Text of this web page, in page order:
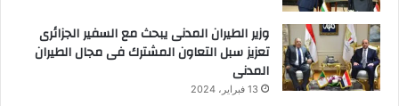
وزير الطيران المدنى يبحث مع السفير الجزائرى
تعزيز سبل التعاون المشترك فى مجال الطيران
المدنى
13 فبراير، 2024